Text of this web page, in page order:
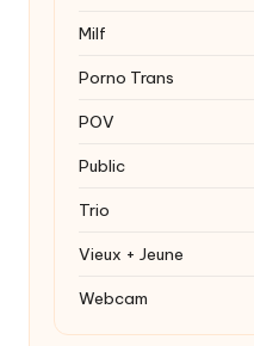
Milf
Porno Trans
POV
Public
Trio
Vieux + Jeune
Webcam